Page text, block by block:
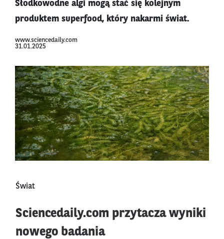
Słodkowodne algi mogą stać się kolejnym
produktem superfood, który nakarmi świat.
www.sciencedaily.com
31.01.2025
Świat
Sciencedaily.com przytacza wyniki
nowego badania